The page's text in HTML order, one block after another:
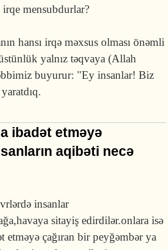
mensubdurlar?
hansı irqə məxsus olması önəmli
yalnız təqvaya (Allah
buyurur: "Ey insanlar! Biz
ibadət etməyə
aqibəti necə
insanlar
sitayiş edirdilər.onlara isə
etməyə çağıran bir peyğəmbər ya